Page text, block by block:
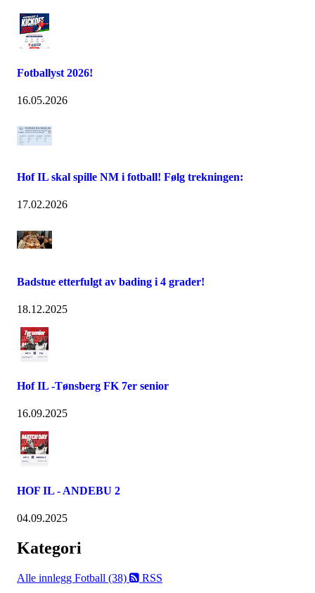
Fotballyst 2026!
16.05.2026
Hof IL skal spille NM i fotball! Følg trekningen:
17.02.2026
Badstue etterfulgt av bading i 4 grader!
18.12.2025
Hof IL -Tønsberg FK 7er senior
16.09.2025
HOF IL - ANDEBU 2
04.09.2025
Kategori
Alle innlegg Fotball (38) RSS